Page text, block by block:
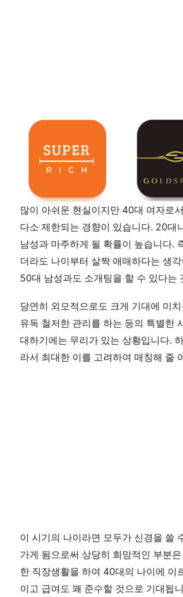
많이 아쉬운 현실이지만 40대 여자로
다소 제한되는 경향이 있습니다. 20대
남성과 마주하게 될 확률이 높습니다.
더라도 나이부터 살짝 애매하다는 생
50대 남성과도 소개팅을 할 수 있다는
당연히 외모적으로도 크게 기대에 미
유독 철저한 관리를 하는 등의 특별한
대하기에는 무리가 있는 상황입니다.
라서 최대한 이를 고려하여 매칭해 줄
이 시기의 나이라면 모두가 신경을 쓸
가게 됨으로써 상당히 희망적인 부분
한 직장생활을 하여 40대의 나이에 이
이고 급여도 꽤 준수할 것으로 기대됩